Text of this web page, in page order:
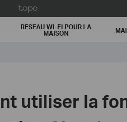
RESEAU WI-FI POUR LA
MAISON
utiliser la